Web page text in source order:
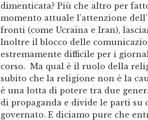
dimenticata? Più che altro per
momento attuale l’attenzione
fronti (come Ucraina e Iran),
Inoltre il blocco delle
estremamente difficile per i
corso. Ma qual è il ruolo della
subito che la religione non è la
è una lotta di potere tra due
di propaganda e divide le parti su
governato. E diciamo pure che